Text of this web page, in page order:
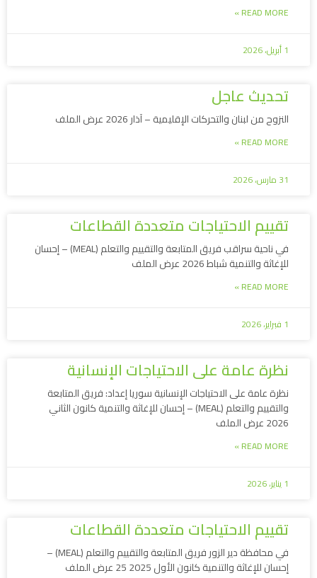
READ MORE »
1 أبريل، 2026
تحديث عاجل
النزوح من لبنان والتحركات الإقليمية – آذار 2026 عرض الملف
READ MORE »
31 مارس، 2026
تقييم الاحتياجات متعددة القطاعات
في ناحية سراقب فريق المتابعة والتقييم والتعلم (MEAL) – إحسان
للإغاثة والتنمية شباط 2026 عرض الملف
READ MORE »
1 فبراير، 2026
نظرة عامة على الاحتياجات الإنسانية
نظرة عامة على الاحتياجات الإنسانية سوريا إعداد: فريق المتابعة
والتقييم والتعلم (MEAL) – إحسان للإغاثة والتنمية كانون الثاني
2026 عرض الملف
READ MORE »
1 يناير، 2026
تقييم الاحتياجات متعددة القطاعات
في محافظة دير الزور فريق المتابعة والتقييم والتعلم (MEAL) –
إحسان للإغاثة والتنمية كانون الأول 2025 25 عرض الملف